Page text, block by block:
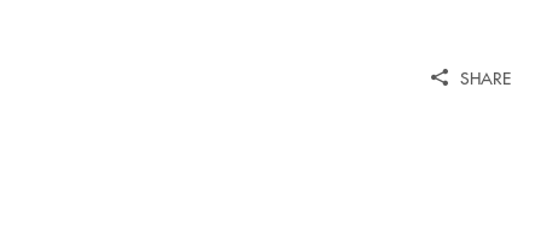
SHARE